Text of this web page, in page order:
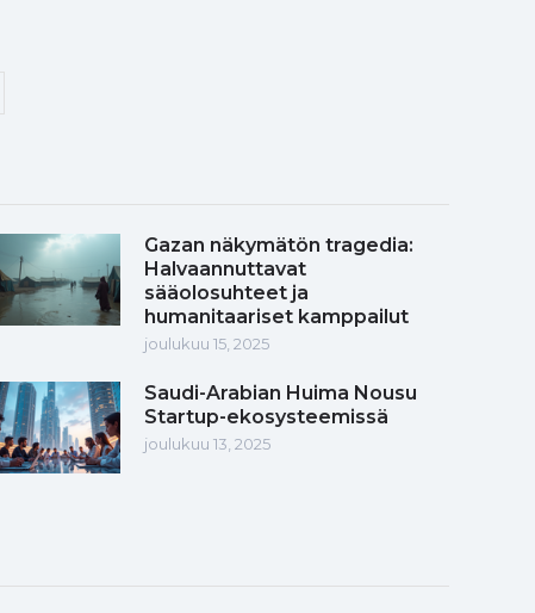
Gazan näkymätön tragedia:
Halvaannuttavat
sääolosuhteet ja
humanitaariset kamppailut
joulukuu 15, 2025
Saudi-Arabian Huima Nousu
Startup-ekosysteemissä
joulukuu 13, 2025